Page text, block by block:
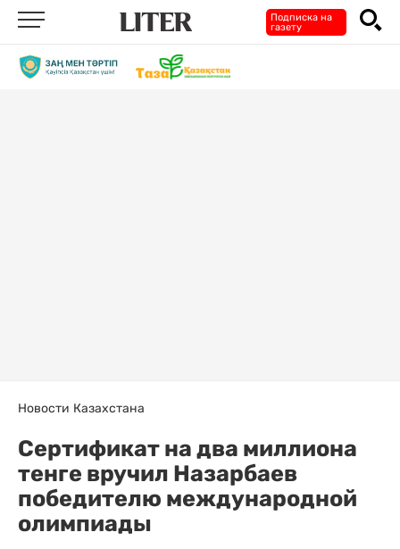
Подписка на
газету
Новости Казахстана
Сертификат на два миллиона
тенге вручил Назарбаев
победителю международной
олимпиады